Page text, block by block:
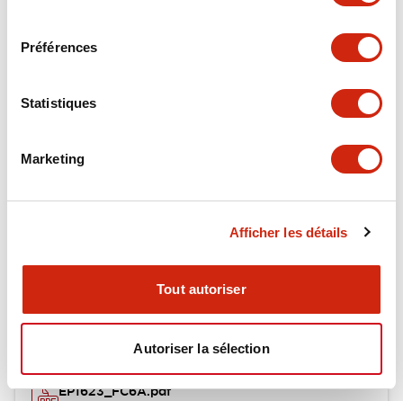
Préférences
Statistiques
Marketing
Afficher les détails
Tout autoriser
Autoriser la sélection
Catalogues Et Brochures Fiche Technique Manuels
EP1623_FC6A.pdf